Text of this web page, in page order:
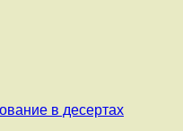
в десертах